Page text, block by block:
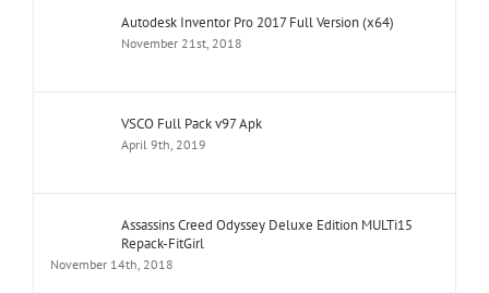
Autodesk Inventor Pro 2017 Full Version (x64)
November 21st, 2018
VSCO Full Pack v97 Apk
April 9th, 2019
Assassins Creed Odyssey Deluxe Edition MULTi15
Repack-FitGirl
November 14th, 2018